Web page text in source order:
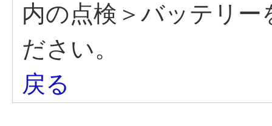
内の点検＞バッテリ
ださい。
戻る